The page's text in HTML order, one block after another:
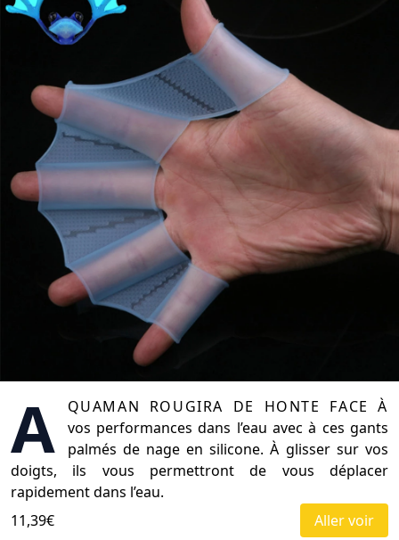
A
quaman rougira de honte face à
vos performances dans l’eau avec à ces gants
palmés de nage en silicone. À glisser sur vos
doigts, ils vous permettront de vous déplacer
rapidement dans l’eau.
11,39€
Aller voir